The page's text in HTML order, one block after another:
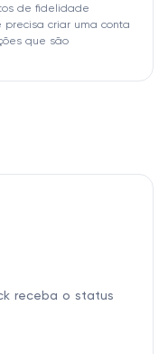
de fidelidade
precisa criar uma conta
que são
receba o status